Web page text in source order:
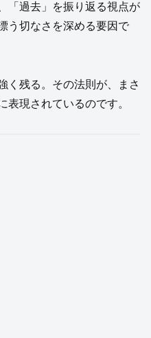
「過去」を振り返る視点が
う切なさを深める要因で
く残る。その法則が、まさ
表現されているのです。